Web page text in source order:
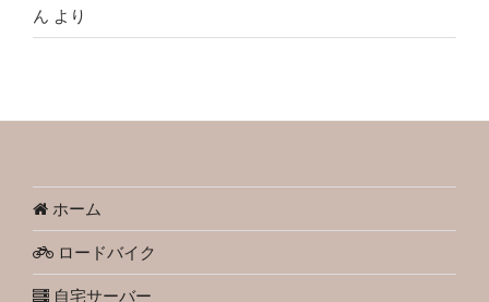
ん より
ホーム
ロードバイク
自宅サーバー